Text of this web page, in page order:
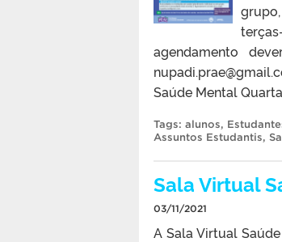
agendamento
Saúde Mental
Tags: alunos,
Assuntos Estudantis,
Sala Virtual
03/11/2021
A Sala Virtual